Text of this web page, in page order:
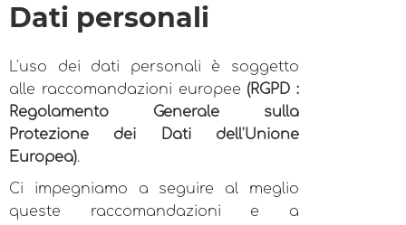
Dati personali
L'uso dei dati personali è soggetto
alle raccomandazioni europee (RGPD :
Regolamento Generale sulla
Protezione dei Dati dell'Unione
Europea).
Ci impegniamo a seguire al meglio
queste raccomandazioni e a